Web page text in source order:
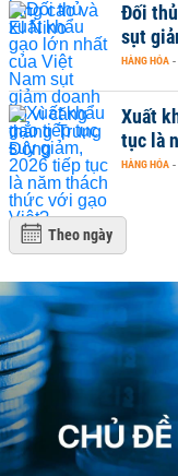
Đối
sụt
HÀNG HÓA -
Xuất
tục là
HÀNG HÓA -
Theo ngày